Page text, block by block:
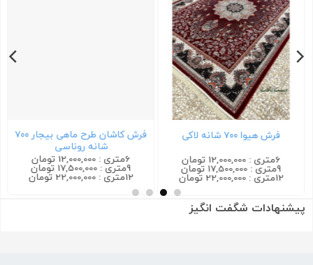
فرش هیوا ۷۰۰ شانه لاکی
6متری : 12,000,000 تومان
9متری : 17,500,000 تومان
12متری : 22,000,000 تومان
فرش کاشان طرح ماهی بیجار ۷۰۰
شانه روناسی
6متری : 12,000,000 تومان
9متری : 17,500,000 تومان
12متری : 22,000,000 تومان
پیشنهادات شگفت انگیز